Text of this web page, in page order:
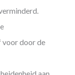
voor door de
aan